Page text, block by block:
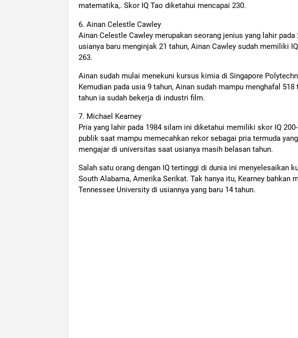
matematika,. Skor IQ Tao diketahui mencapai 230.
6. Ainan Celestle Cawley
Ainan Celestle Cawley merupakan seorang jenius yang lahir
usianya baru menginjak 21 tahun, Ainan Cawley sudah memiliki
263.
Ainan sudah mulai menekuni kursus kimia di Singapore
Kemudian pada usia 9 tahun, Ainan sudah mampu menghafal
tahun ia sudah bekerja di industri film.
7. Michael Kearney
Pria yang lahir pada 1984 silam ini diketahui memiliki skor IQ
publik saat mampu memecahkan rekor sebagai pria termuda
mengajar di universitas saat usianya masih belasan tahun.
Salah satu orang dengan IQ tertinggi di dunia ini menyelesaikan
South Alabama, Amerika Serikat. Tak hanya itu, Kearney bahkan
Tennessee University di usiannya yang baru 14 tahun.